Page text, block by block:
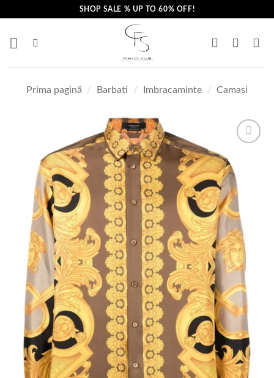
content
SHOP SALE % UP TO 60% OFF!
Prima pagină / Barbati / Imbracaminte / Camasi